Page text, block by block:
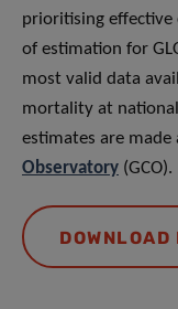
prioritising effective
of estimation for
most valid data
mortality at
estimates are made
Observatory (GCO).
DOWNLOAD